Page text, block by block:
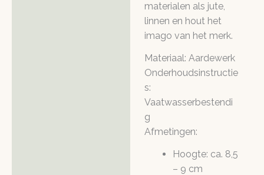
materialen als jute,
linnen en hout het
imago van het merk.
Materiaal: Aardewerk
Onderhoudsinstructie
s:
Vaatwasserbestendi
g
Afmetingen:
Hoogte: ca. 8,5
– 9 cm